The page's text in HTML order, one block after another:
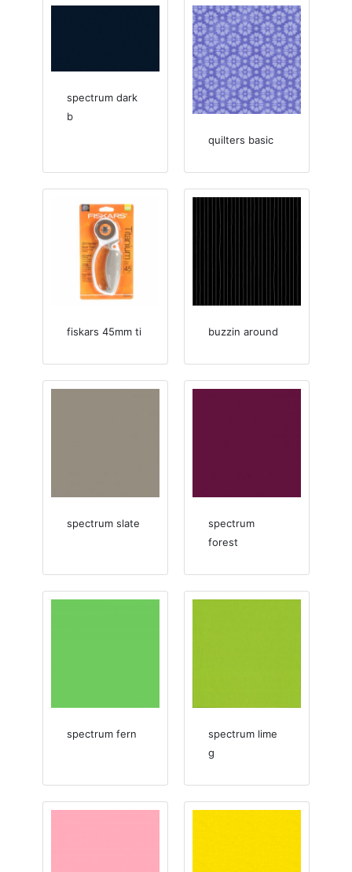
spectrum dark
b
quilters basic
fiskars 45mm ti buzzin around
spectrum slate
spectrum
forest
spectrum fern
spectrum lime
g